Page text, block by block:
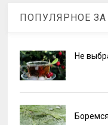
ПОПУЛЯРНОЕ
Не